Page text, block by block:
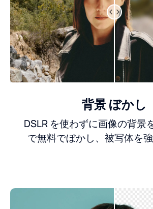
背景 ぼかし
DSLR を使わずに画像の背景
で無料でぼかし、被写体を強